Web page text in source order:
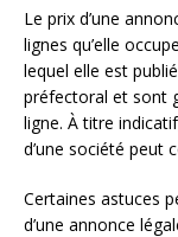
Le prix d’une
lignes qu’elle
lequel elle est
préfectoral et sont
ligne. À titre
d’une société peut
Certaines astuces
d’une annonce